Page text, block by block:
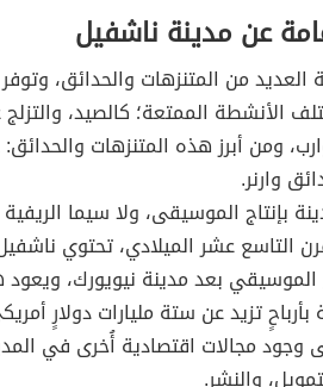
عن مدينة ناشفيل
العديد من المتنزهات والحدائق،
الأنشطة الممتعة؛ كالصيد، والتزلج
ومن أبرز هذه المتنزهات
وارنر.
بإنتاج الموسيقى، ولا سيما
التاسع عشر الميلادي، تحتوي
الموسيقي بعد مدينة نيويورك،
تزيد عن ستة مليارات دولارٍ
وجود مجالات اقتصادية أُخرى في
والنشر.